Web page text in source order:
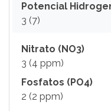
Potencial
3 (7)
Nitrato (NO3)
3 (4 ppm)
Fosfatos (PO4)
2 (2 ppm)